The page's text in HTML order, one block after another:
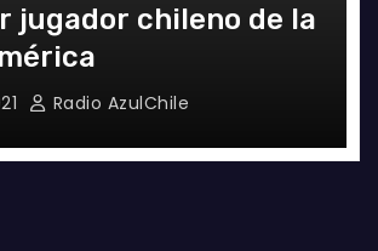
jugador chileno de la
Radio AzulChile